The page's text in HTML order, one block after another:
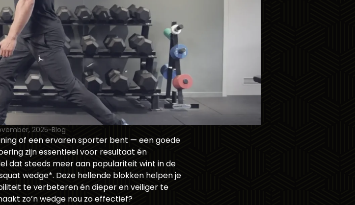
2025 Blog
of een ervaren sporter bent — een goede
zijn essentieel voor resultaat én
dat steeds meer aan populariteit wint in de
wedge*. Deze hellende blokken helpen je
te verbeteren én dieper en veiliger te
zo’n wedge nou zo effectief?